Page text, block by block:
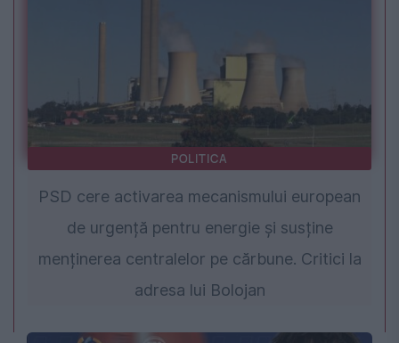
POLITICA
PSD cere activarea mecanismului european
de urgență pentru energie și susține
menținerea centralelor pe cărbune. Critici la
adresa lui Bolojan